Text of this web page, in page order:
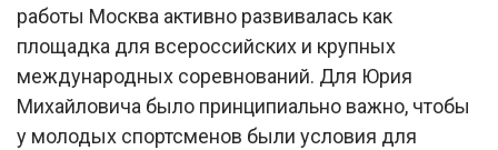
работы Москва активно развивалась как
площадка для всероссийских и крупных
международных соревнований. Для Юрия
Михайловича было принципиально важно, чтобы
у молодых спортсменов были условия для